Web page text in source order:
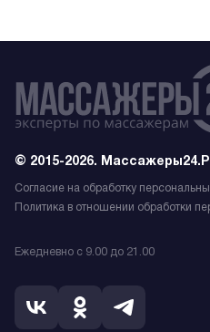
© 2015-2026.
Согласие на обработку
Политика в отношении обработки
Ежедневно с 9.00 до 21.00